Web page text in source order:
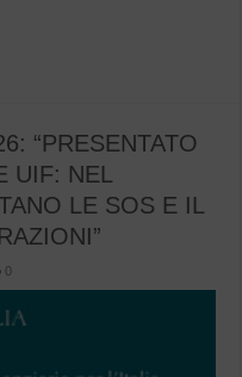
“PRESENTATO
UIF: NEL
LE SOS E IL
0